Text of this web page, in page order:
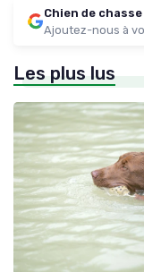
Chien de chasse
Ajoutez-nous à
Les plus lus